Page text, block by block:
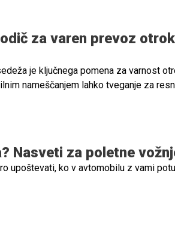
za varen prevoz otrok
je ključnega pomena za varnost
nameščanjem lahko tveganje za
Nasveti za poletne
upoštevati, ko v avtomobilu z vami